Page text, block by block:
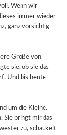
Wenn wir
immer wieder
ganz vorsichtig
Große von
sie, ob sie das
Und bis heute
um die Kleine.
Sie bringt mir das
zu, schaukelt